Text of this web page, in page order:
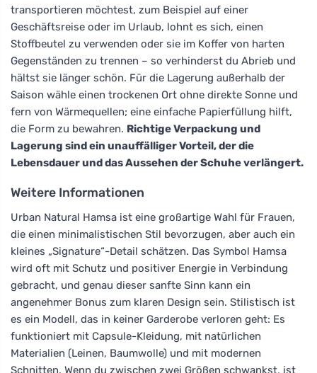
transportieren möchtest, zum Beispiel auf einer
Geschäftsreise oder im Urlaub, lohnt es sich, einen
Stoffbeutel zu verwenden oder sie im Koffer von harten
Gegenständen zu trennen – so verhinderst du Abrieb und
hältst sie länger schön. Für die Lagerung außerhalb der
Saison wähle einen trockenen Ort ohne direkte Sonne und
fern von Wärmequellen; eine einfache Papierfüllung hilft,
die Form zu bewahren. Richtige Verpackung und
Lagerung sind ein unauffälliger Vorteil, der die
Lebensdauer und das Aussehen der Schuhe verlängert.
Weitere Informationen
Urban Natural Hamsa ist eine großartige Wahl für Frauen,
die einen minimalistischen Stil bevorzugen, aber auch ein
kleines „Signature“-Detail schätzen. Das Symbol Hamsa
wird oft mit Schutz und positiver Energie in Verbindung
gebracht, und genau dieser sanfte Sinn kann ein
angenehmer Bonus zum klaren Design sein. Stilistisch ist
es ein Modell, das in keiner Garderobe verloren geht: Es
funktioniert mit Capsule-Kleidung, mit natürlichen
Materialien (Leinen, Baumwolle) und mit modernen
Schnitten. Wenn du zwischen zwei Größen schwankst, ist